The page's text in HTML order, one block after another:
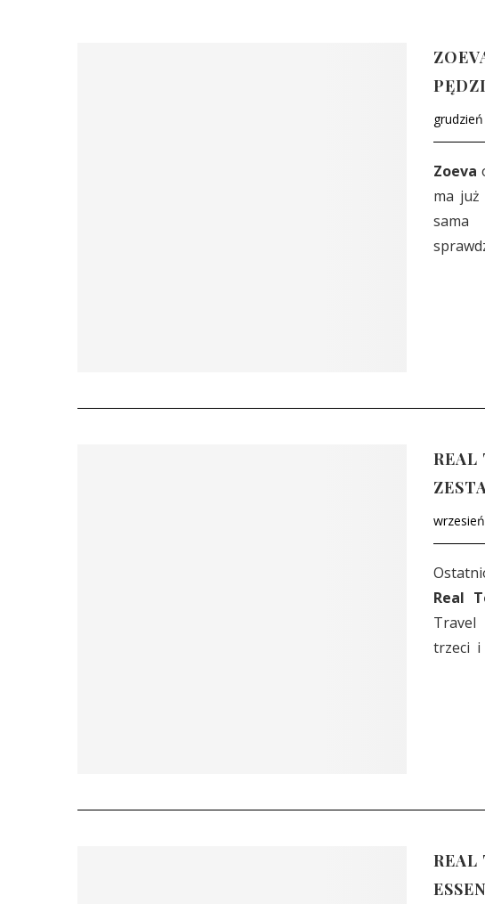
Zoeva
ma już
sama
REAL
Real
Travel
trzeci i
REAL